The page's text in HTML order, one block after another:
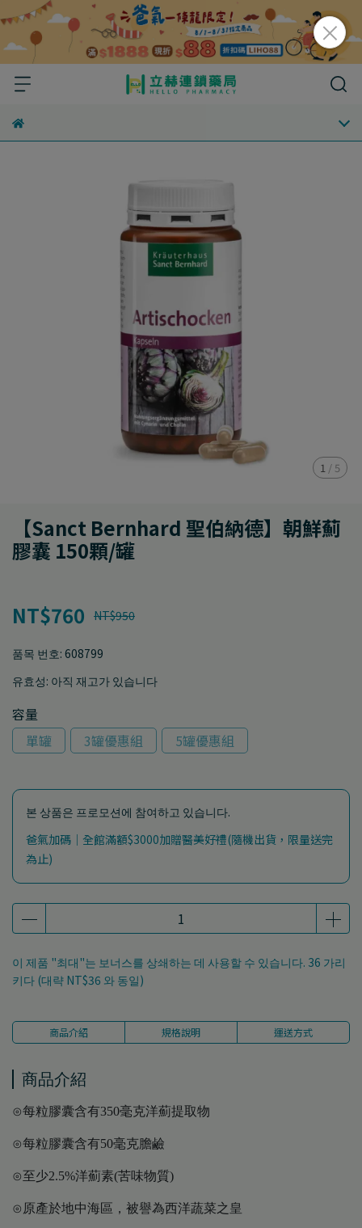
1 / 5
【Sanct Bernhard 聖伯納德】朝鮮薊
膠囊 150顆/罐
NT$760 NT$950
품목 번호: 608799
유효성: 아직 재고가 있습니다
容量
單罐
3罐優惠組 5罐優惠組
본 상품은 프로모션에 참여하고 있습니다.
爸氣加碼｜全館滿額$3000加贈醫美好禮(隨機出貨，限量送完
為止)
이 제품 "최대"는 보너스를 상쇄하는 데 사용할 수 있습니다. 36 가리
키다 (대략 NT$36 와 동일)
商品介紹 規格說明 運送方式
商品介紹
⊙每粒膠囊含有350毫克洋薊提取物
⊙每粒膠囊含有50毫克膽鹼
⊙至少2.5%洋薊素(苦味物質)
⊙原產於地中海區，被譽為西洋蔬菜之皇